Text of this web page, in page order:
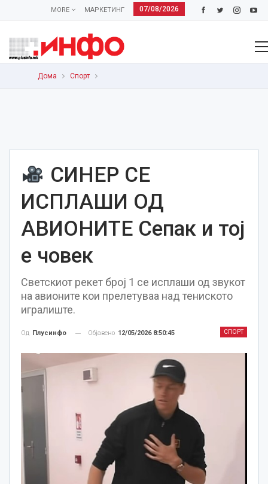
07/08/2026
МАРКЕТИНГ
MORE
Дома Спорт
СИНЕР СЕ
ИСПЛАШИ ОД
АВИОНИТЕ Сепак и тој
е човек
Светскиот рекет број 1 се исплаши од звукот
на авионите кои прелетуваа над тениското
игралиште.
СПОРТ
Од Плусинфо Објавено 12/05/2026 8:50:45